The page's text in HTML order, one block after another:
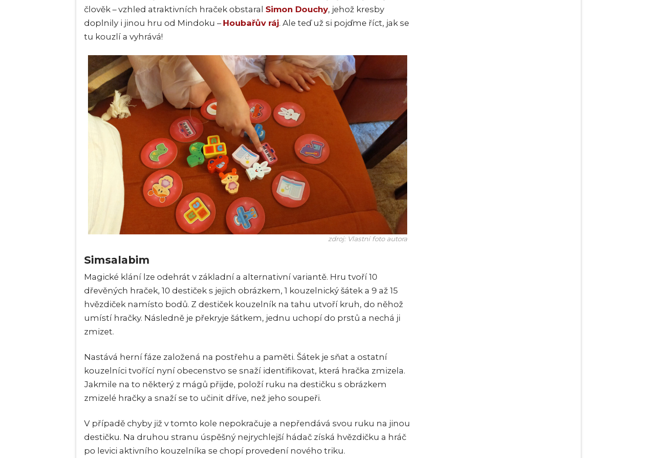
člověk – vzhled atraktivních hraček obstaral Simon Douchy, jehož kresby
doplnily i jinou hru od Mindoku – Houbařův ráj. Ale teď už si pojďme říct, jak se
tu kouzlí a vyhrává!
zdroj: Vlastní foto autora
Simsalabim
Magické klání lze odehrát v základní a alternativní variantě. Hru tvoří 10
dřevěných hraček, 10 destiček s jejich obrázkem, 1 kouzelnický šátek a 9 až 15
hvězdiček namísto bodů. Z destiček kouzelník na tahu utvoří kruh, do něhož
umístí hračky. Následně je překryje šátkem, jednu uchopí do prstů a nechá ji
zmizet.
Nastává herní fáze založená na postřehu a paměti. Šátek je sňat a ostatní
kouzelníci tvořící nyní obecenstvo se snaží identifikovat, která hračka zmizela.
Jakmile na to některý z mágů přijde, položí ruku na destičku s obrázkem
zmizelé hračky a snaží se to učinit dříve, než jeho soupeři.
V případě chyby již v tomto kole nepokračuje a nepřendává svou ruku na jinou
destičku. Na druhou stranu úspěšný nejrychlejší hádač získá hvězdičku a hráč
po levici aktivního kouzelníka se chopí provedení nového triku.